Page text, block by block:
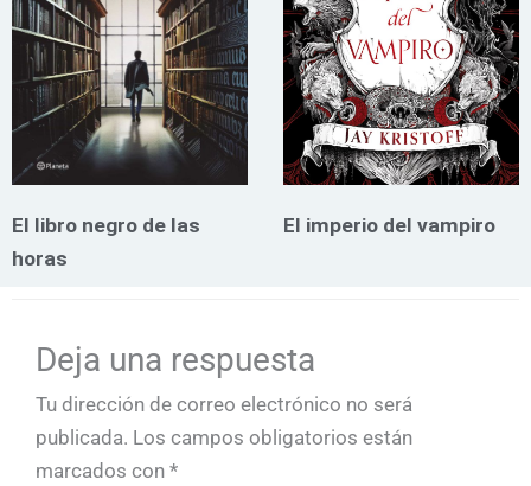
El libro negro de las
horas
El imperio del vampiro
Deja una respuesta
Tu dirección de correo electrónico no será
publicada. Los campos obligatorios están
marcados con *